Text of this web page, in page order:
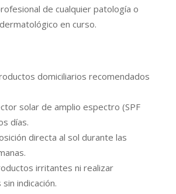
de cualquier patología o
en curso.
domiciliarios recomendados
solar de amplio espectro (SPF
días.
directa al sol durante las
irritantes ni realizar
indicación.